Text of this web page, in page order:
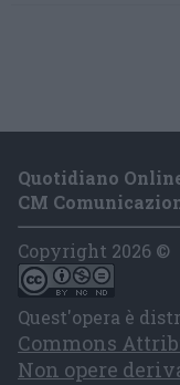
Quotidiano
CM
Copyright 2026 ©
Quest'opera è
Commons
Non opere